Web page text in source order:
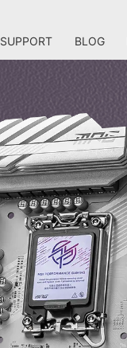
SUPPORT BLOG